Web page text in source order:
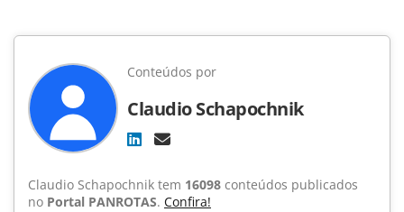
Conteúdos por
Claudio Schapochnik
Claudio Schapochnik tem 16098 conteúdos publicados
no Portal PANROTAS. Confira!